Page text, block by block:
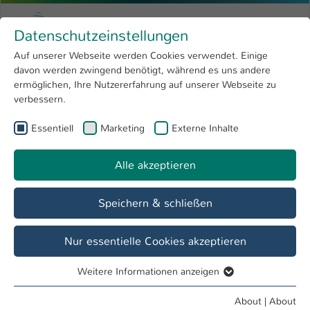
Menu
Research 4
Open submenu
University
International
Skip to main content
University of Applied Sciences
You are here:
Menschen und Projekte
Datenschutzeinstellungen
Auf unserer Webseite werden Cookies verwendet. Einige
davon werden zwingend benötigt, während es uns andere
ermöglichen, Ihre Nutzererfahrung auf unserer Webseite zu
verbessern.
Essentiell Marketing Externe Inhalte
Alle akzeptieren
Speichern & schließen
Nur essentielle Cookies akzeptieren
Essentielle Cookies werden für grundlegende Funktionen
Weitere Informationen anzeigen
About | About